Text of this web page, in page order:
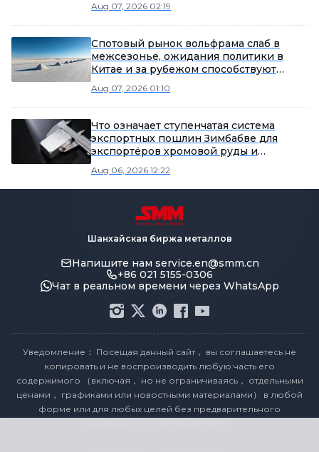
сокращению запасов нержавеющей
стали
Aug 07, 2026 02:19
Спотовый рынок вольфрама слаб в
межсезонье, ожидания политики в
Китае и за рубежом способствуют
Aug 07, 2026 01:10
Что означает ступенчатая система
экспортных пошлин Зимбабве для
экспортёров хромовой руды и
Aug 06, 2026 12:22
Шанхайская биржа металлов
Напишите нам service.en@smm.cn
+86 021 5155-0306
Чат в реальном времени через WhatsApp
Уведомление： Посещая данный сайт， вы соглашаетесь не
копировать и не воспроизводить любую часть его
содержимого （включая， но не ограничиваясь， отдельными
ценами， графиками или новостными материалами） в любой
форме или для любых целей без предварительного